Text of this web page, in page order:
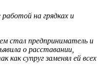
на грядках и
стал предприниматель и
о расставании,
супруг заменял ей всех